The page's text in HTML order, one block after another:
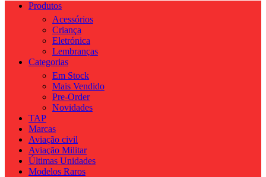
Produtos
Acessórios
Criança
Eletrónica
Lembranças
Categorias
Em Stock
Mais Vendido
Pre-Order
Novidades
TAP
Marcas
Aviação civil
Aviação Militar
Últimas Unidades
Modelos Raros